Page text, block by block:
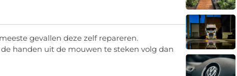
gevallen deze zelf repareren.
handen uit de mouwen te steken volg dan